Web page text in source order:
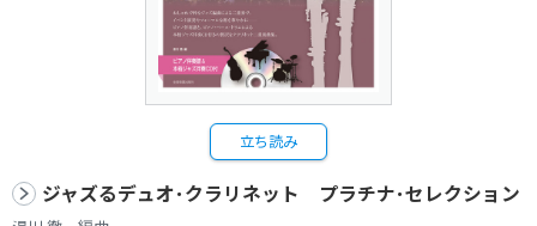
立ち読み
ジャズるデュオ･クラリネット プラチナ･セレクション